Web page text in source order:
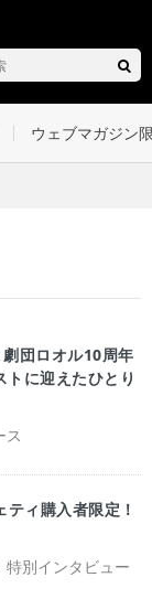
ウェブマガジン
ス
団ロオル10周年
に迎えたひとり
特別インタビュー
ィ購入者限定！